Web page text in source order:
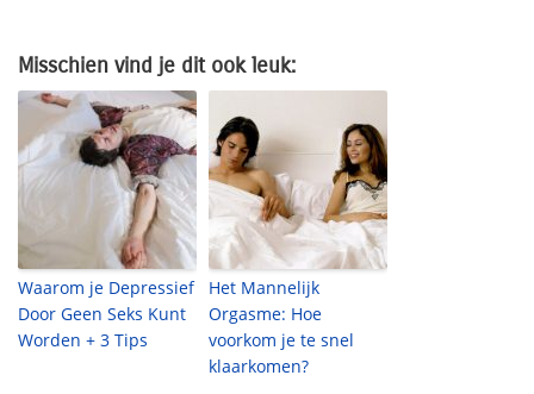
Misschien vind je dit ook leuk:
Waarom je Depressief
Door Geen Seks Kunt
Worden + 3 Tips
Het Mannelijk
Orgasme: Hoe
voorkom je te snel
klaarkomen?